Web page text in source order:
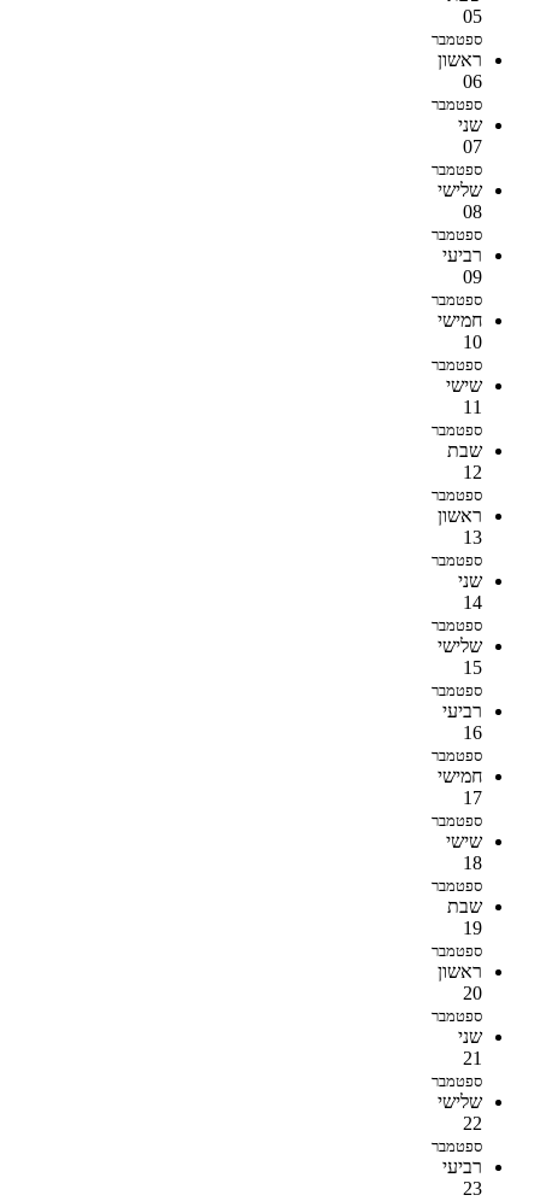
05
ספטמבר
ראשון
06
ספטמבר
שני
07
ספטמבר
שלישי
08
ספטמבר
רביעי
09
ספטמבר
חמישי
10
ספטמבר
שישי
11
ספטמבר
שבת
12
ספטמבר
ראשון
13
ספטמבר
שני
14
ספטמבר
שלישי
15
ספטמבר
רביעי
16
ספטמבר
חמישי
17
ספטמבר
שישי
18
ספטמבר
שבת
19
ספטמבר
ראשון
20
ספטמבר
שני
21
ספטמבר
שלישי
22
ספטמבר
רביעי
23